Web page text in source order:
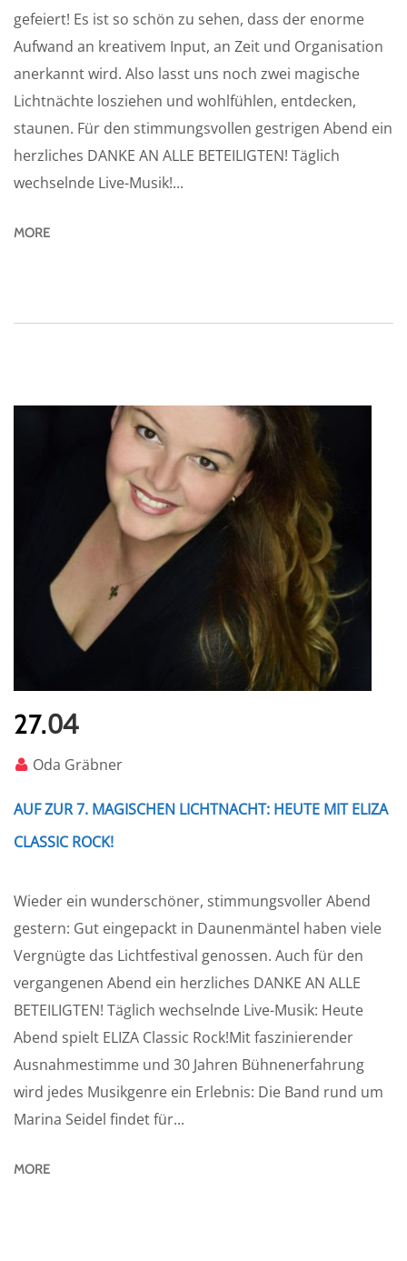
gefeiert! Es ist so schön zu sehen, dass der enorme
Aufwand an kreativem Input, an Zeit und Organisation
anerkannt wird. Also lasst uns noch zwei magische
Lichtnächte losziehen und wohlfühlen, entdecken,
staunen. Für den stimmungsvollen gestrigen Abend ein
herzliches DANKE AN ALLE BETEILIGTEN! Täglich
wechselnde Live-Musik!...
MORE
27.04
Oda Gräbner
AUF ZUR 7. MAGISCHEN LICHTNACHT: HEUTE MIT ELIZA
CLASSIC ROCK!
Wieder ein wunderschöner, stimmungsvoller Abend
gestern: Gut eingepackt in Daunenmäntel haben viele
Vergnügte das Lichtfestival genossen. Auch für den
vergangenen Abend ein herzliches DANKE AN ALLE
BETEILIGTEN! Täglich wechselnde Live-Musik: Heute
Abend spielt ELIZA Classic Rock!Mit faszinierender
Ausnahmestimme und 30 Jahren Bühnenerfahrung
wird jedes Musikgenre ein Erlebnis: Die Band rund um
Marina Seidel findet für...
MORE